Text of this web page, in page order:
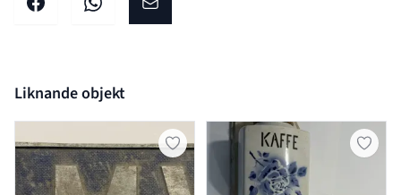
Dela på facebookDela på WhatsAppDela på E-post
Liknande objekt